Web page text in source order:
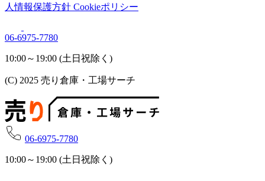
人情報保護方針 Cookieポリシー
06-6975-7780
10:00～19:00 (土日祝除く)
(C) 2025 売り倉庫・工場サーチ
06-6975-7780
10:00～19:00 (土日祝除く)